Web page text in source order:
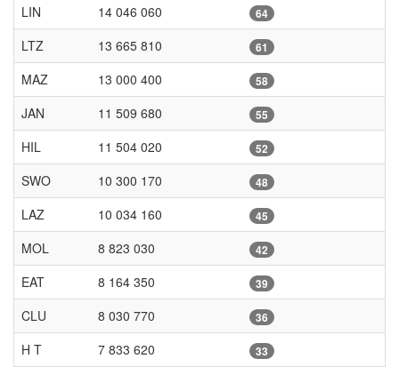
LIN 14 046 060 64
LTZ 13 665 810 61
MAZ 13 000 400 58
JAN 11 509 680 55
HIL 11 504 020 52
SWO 10 300 170 48
LAZ 10 034 160 45
MOL 8 823 030 42
EAT 8 164 350 39
CLU 8 030 770 36
H T 7 833 620 33